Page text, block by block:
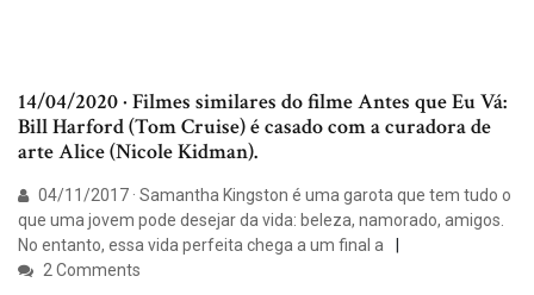
14/04/2020 · Filmes similares do filme Antes que Eu Vá:
Bill Harford (Tom Cruise) é casado com a curadora de
arte Alice (Nicole Kidman).
04/11/2017 · Samantha Kingston é uma garota que tem tudo o
que uma jovem pode desejar da vida: beleza, namorado, amigos.
No entanto, essa vida perfeita chega a um final a
2 Comments